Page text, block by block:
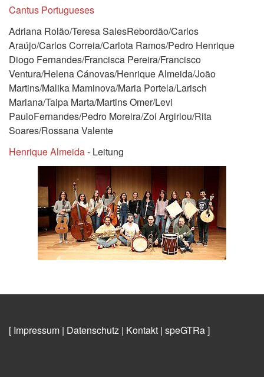
Cantus Portugueses
Adriana Rolão/Teresa SalesRebordão/Carlos
Araújo/Carlos Correia/Carlota Ramos/Pedro Henrique
Diogo Fernandes/Francisca Pereira/Francisco
Ventura/Helena Cánovas/Henrique Almeida/João
Martins/Malika Maminova/Maria Portela/Larisch
Mariana/Taipa Marta/Martins Omer/Levi
PauloFernandes/Pedro Moreira/Zoi Argiriou/Rita
Soares/Rossana Valente
Henrique Almeida- Leitung
[ Impressum | Datenschutz | Kontakt | speGTRa]